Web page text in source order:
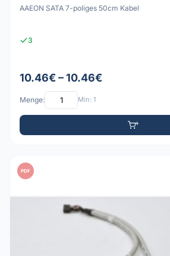
AAEON SATA 7-poliges 50cm Kabel
3
10.46€ – 10.46€
Menge: Min: 1
PDF